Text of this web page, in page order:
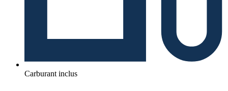
Carburant inclus